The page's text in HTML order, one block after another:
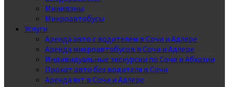
Минивэны
Микроавтобусы
Услуги
Аренда авто с водителем в Сочи и Адлере
Аренда микроавтобусов в Сочи и Адлере
Индивидуальные экскурсии по Сочи и Абхазии
Прокат авто без водителя в Сочи
Аренда яхт в Сочи и Адлере